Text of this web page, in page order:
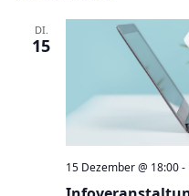
DI.
15
15 Dezember @ 18:00-